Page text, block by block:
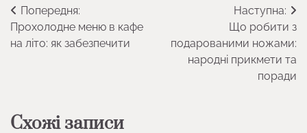
Навігація
записів
Попередня:
Прохолодне меню в кафе
на літо: як забезпечити
Наступна:
Що робити з
подарованими ножами:
народні прикмети та
поради
Схожі записи